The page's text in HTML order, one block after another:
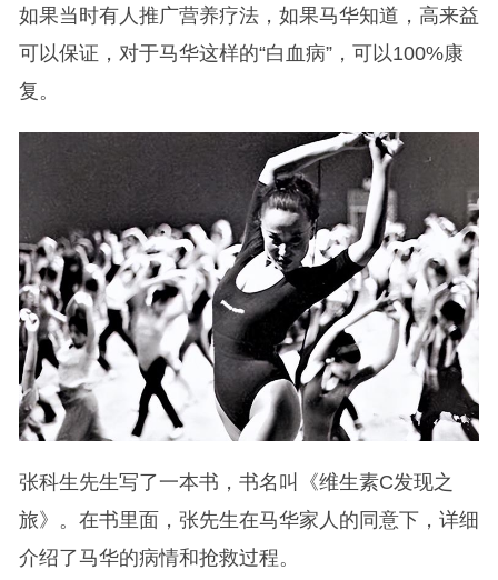
如果当时有人推广营养疗法，如果马华知道，高来益
可以保证，对于马华这样的“白血病”，可以100%康
复。
张科生先生写了一本书，书名叫《维生素C发现之
旅》。在书里面，张先生在马华家人的同意下，详细
介绍了马华的病情和抢救过程。